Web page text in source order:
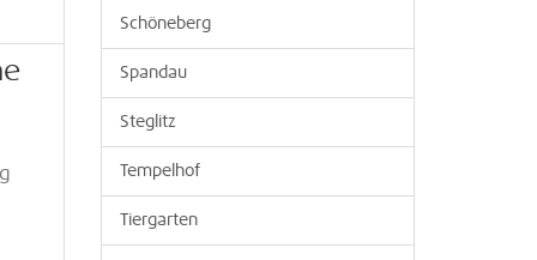
Schöneberg
Spandau
Steglitz
Tempelhof
Tiergarten